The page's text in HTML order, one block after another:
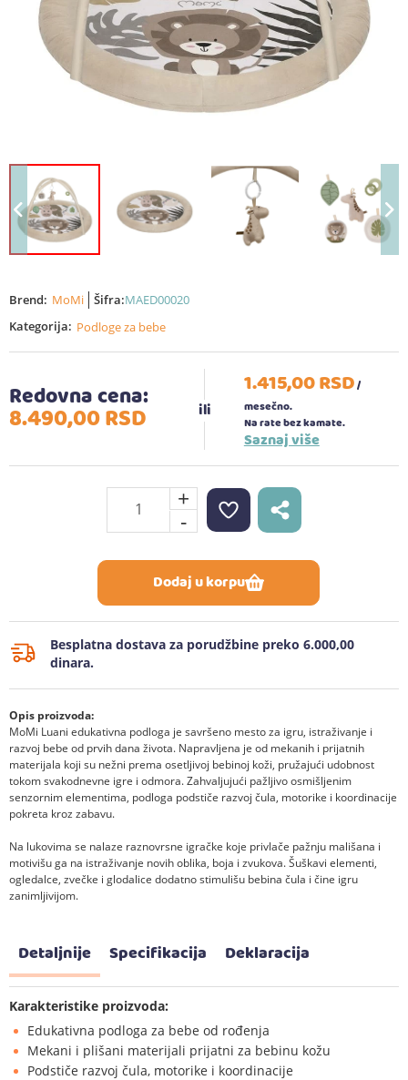
Brend: MoMi Šifra:MAED00020
Kategorija: Podloge za bebe
Redovna cena:
8.490,00RSD
1.415,00RSD/
mesečno.
Na rate bez kamate.
Saznaj više
+
-
Dodaj u korpu
Besplatna dostava za porudžbine preko 6.000,00
dinara.
Opis proizvoda:
MoMi Luani edukativna podloga je savršeno mesto za igru, istraživanje i
razvoj bebe od prvih dana života. Napravljena je od mekanih i prijatnih
materijala koji su nežni prema osetljivoj bebinoj koži, pružajući udobnost
tokom svakodnevne igre i odmora. Zahvaljujući pažljivo osmišljenim
senzornim elementima, podloga podstiče razvoj čula, motorike i koordinacije
pokreta kroz zabavu.
Na lukovima se nalaze raznovrsne igračke koje privlače pažnju mališana i
motivišu ga na istraživanje novih oblika, boja i zvukova. Šuškavi elementi,
ogledalce, zvečke i glodalice dodatno stimulišu bebina čula i čine igru
zanimljivijom.
Detaljnije Specifikacija Deklaracija
Karakteristike proizvoda:
Edukativna podloga za bebe od rođenja
Mekani i plišani materijali prijatni za bebinu kožu
Podstiče razvoj čula, motorike i koordinacije